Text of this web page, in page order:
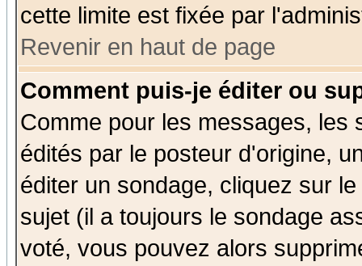
cette limite est fixée par
Revenir en haut de page
Comment puis-je éditer ou
Comme pour les messages, les
édités par le posteur d'origine,
éditer un sondage, cliquez sur
sujet (il a toujours le sondage
voté, vous pouvez alors